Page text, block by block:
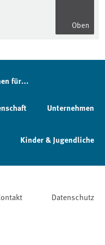
Oben
für...
Unternehmen
Kinder & Jugendliche
Datenschutz